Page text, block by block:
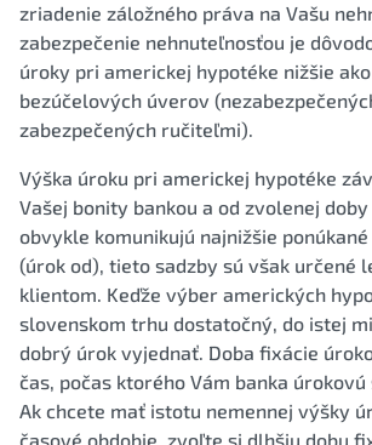
zriadenie záložného práva na Vašu
zabezpečenie nehnuteľnosťou je
úroky pri americkej hypotéke nižšie
bezúčelových úverov
zabezpečených ručiteľmi).
Výška úroku pri americkej hypotéke
Vašej bonity bankou a od zvolenej
obvykle komunikujú najnižšie
(úrok od), tieto sadzby sú však určené
klientom. Keďže výber amerických
slovenskom trhu dostatočný, do istej
dobrý úrok vyjednať. Doba fixácie
čas, počas ktorého Vám banka úrokovú
Ak chcete mať istotu nemennej výšky
časové obdobie, zvoľte si dlhšiu dobu